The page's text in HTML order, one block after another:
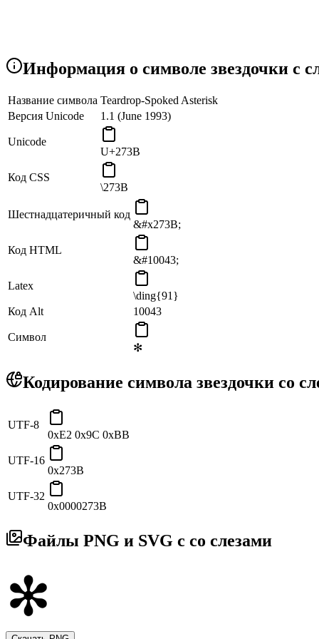
Информация о символе звездочки с
Название символа Teardrop-Spoked Asterisk
Версия Unicode
1.1 (June 1993)
Unicode
U+273B
Код CSS
\273B
Шестнадцатеричный код
&#x273B;
Код HTML
&#10043;
Latex
\ding{91}
Код Alt
10043
Символ
✻
Кодирование символа звездочки со
UTF-8
0xE2 0x9C 0xBB
UTF-16
0x273B
UTF-32
0x0000273B
Файлы PNG и SVG с со слезами